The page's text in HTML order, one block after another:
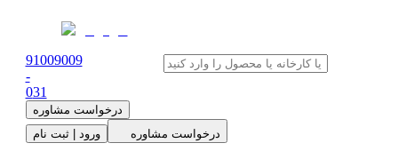
91009009
-
031
درخواست مشاوره
ورود | ثبت نام
درخواست مشاوره